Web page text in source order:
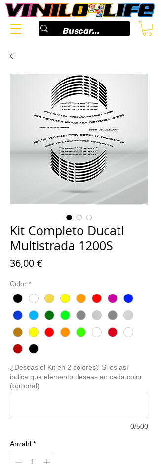
Kit Completo Ducati
Multistrada 1200S
36,00 €
Color *
¿Deseas el Kit en 2 colores? Si es así
indica que elemento deseas en cada color
(optional)
0/500
Anzahl *